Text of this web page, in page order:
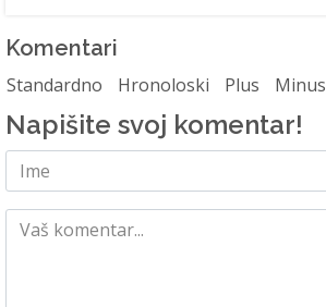
Komentari
Standardno Hronoloski Plus Minus
Napišite svoj komentar!